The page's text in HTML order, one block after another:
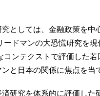
としては、金融政策を中
ドマンの大恐慌研究を現
ンテクストで評価した
と日本の関係に焦点を当
研究を体系的に評価した